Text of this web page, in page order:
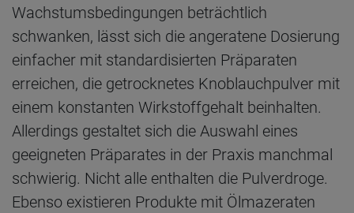
Wachstumsbedingungen beträchtlich
schwanken, lässt sich die angeratene Dosierung
einfacher mit standardisierten Präparaten
erreichen, die getrocknetes Knoblauchpulver mit
einem konstanten Wirkstoffgehalt beinhalten.
Allerdings gestaltet sich die Auswahl eines
geeigneten Präparates in der Praxis manchmal
schwierig. Nicht alle enthalten die Pulverdroge.
Ebenso existieren Produkte mit Ölmazeraten